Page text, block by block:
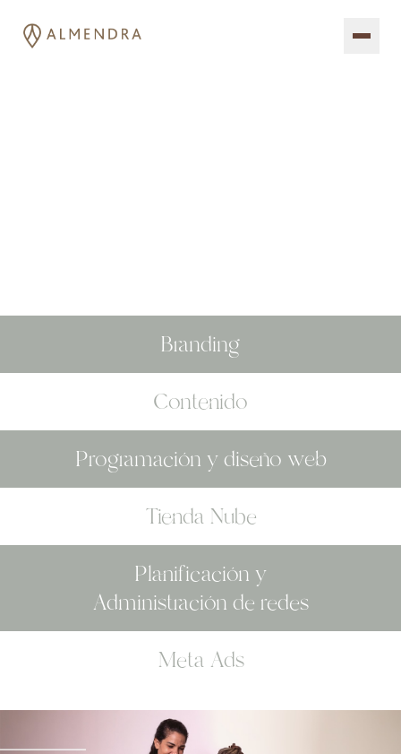
Branding
Contenido
Programación y diseño web
Tienda Nube
Planificación y
Administración de redes
Meta Ads